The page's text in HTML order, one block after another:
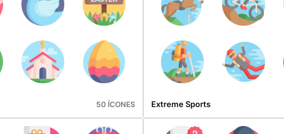
50 ÍCONES Extreme Sports